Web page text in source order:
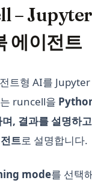
Something
Ultimate
Generate and
미지의 생성과 조작을
For In Chat
Score in GPT
A Practical Guide
A
동기 프로그래밍 완벽
모듈: Counter,
Simplify Dictionary
기본값으로 딕셔너리
–
에이전트
트형 AI를
runcell을
, 결과를 설명하
트로 설명합니다.
mode를 선택